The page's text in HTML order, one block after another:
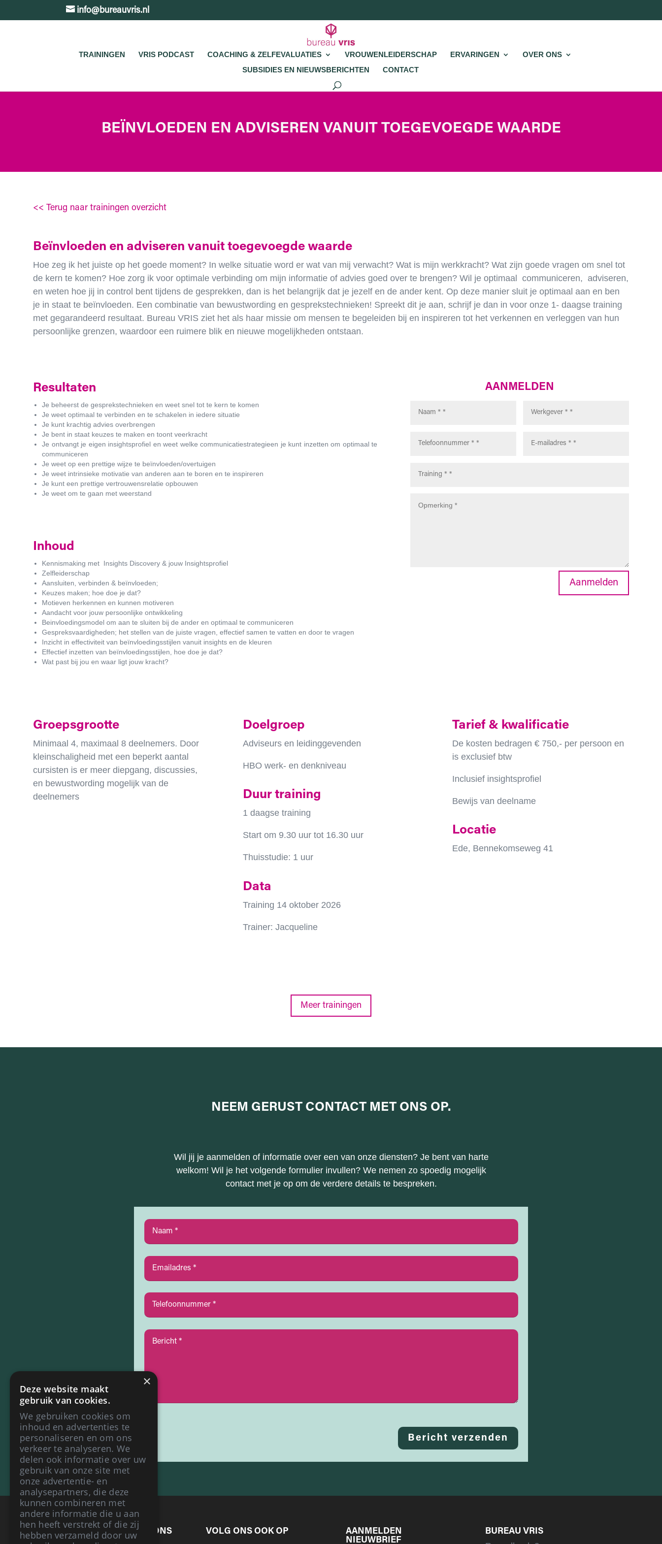
info@bureauvris.nl
TRAININGEN VRIS PODCAST COACHING & ZELFEVALUATIES VROUWENLEIDERSCHAP ERVARINGEN
OVER ONS
SUBSIDIES EN NIEUWSBERICHTEN
CONTACT
BEÏNVLOEDEN EN ADVISEREN VANUIT TOEGEVOEGDE WAARDE
<< Terug naar trainingen overzicht
Beïnvloeden en adviseren vanuit toegevoegde waarde
Hoe zeg ik het juiste op het goede moment? In welke situatie word er wat van mij verwacht? Wat is mijn werkkracht? Wat zijn goede vragen om snel tot
de kern te komen? Hoe zorg ik voor optimale verbinding om mijn informatie of advies goed over te brengen? Wil je optimaal communiceren, adviseren,
en weten hoe jij in control bent tijdens de gesprekken, dan is het belangrijk dat je jezelf en de ander kent. Op deze manier sluit je optimaal aan en ben
je in staat te beïnvloeden. Een combinatie van bewustwording en gesprekstechnieken! Spreekt dit je aan, schrijf je dan in voor onze 1- daagse training
met gegarandeerd resultaat. Bureau VRIS ziet het als haar missie om mensen te begeleiden bij en inspireren tot het verkennen en verleggen van hun
persoonlijke grenzen, waardoor een ruimere blik en nieuwe mogelijkheden ontstaan.
Resultaten
Je beheerst de gesprekstechnieken en weet snel tot te kern te komen
Je weet optimaal te verbinden en te schakelen in iedere situatie
Je kunt krachtig advies overbrengen
Je bent in staat keuzes te maken en toont veerkracht
Je ontvangt je eigen insightsprofiel en weet welke communicatiestrategieen je kunt inzetten om optimaal te
communiceren
Je weet op een prettige wijze te beïnvloeden/overtuigen
Je weet intrinsieke motivatie van anderen aan te boren en te inspireren
Je kunt een prettige vertrouwensrelatie opbouwen
Je weet om te gaan met weerstand
Inhoud
Kennismaking met Insights Discovery & jouw Insightsprofiel
Zelfleiderschap
Aansluiten, verbinden & beïnvloeden;
Keuzes maken; hoe doe je dat?
Motieven herkennen en kunnen motiveren
Aandacht voor jouw persoonlijke ontwikkeling
Beinvloedingsmodel om aan te sluiten bij de ander en optimaal te communiceren
Gespreksvaardigheden; het stellen van de juiste vragen, effectief samen te vatten en door te vragen
Inzicht in effectiviteit van beïnvloedingsstijlen vanuit insights en de kleuren
Effectief inzetten van beïnvloedingsstijlen, hoe doe je dat?
Wat past bij jou en waar ligt jouw kracht?
AANMELDEN
Aanmelden
Groepsgrootte
Minimaal 4, maximaal 8 deelnemers. Door
kleinschaligheid met een beperkt aantal
cursisten is er meer diepgang, discussies,
en bewustwording mogelijk van de
deelnemers
Doelgroep
Adviseurs en leidinggevenden
HBO werk- en denkniveau
Duur training
1 daagse training
Start om 9.30 uur tot 16.30 uur
Thuisstudie: 1 uur
Data
Training 14 oktober 2026
Trainer: Jacqueline
Tarief & kwalificatie
De kosten bedragen € 750,- per persoon en
is exclusief btw
Inclusief insightsprofiel
Bewijs van deelname
Locatie
Ede, Bennekomseweg 41
Meer trainingen
NEEM GERUST CONTACT MET ONS OP.
Wil jij je aanmelden of informatie over een van onze diensten? Je bent van harte
welkom! Wil je het volgende formulier invullen? We nemen zo spoedig mogelijk
contact met je op om de verdere details te bespreken.
Bericht verzenden
WAAROM KLANTEN ONS
KIEZEN
VOLG ONS OOK OP
AANMELDEN
NIEUWBRIEF
BUREAU VRIS
×
Deze website maakt
gebruik van cookies.
We gebruiken cookies om
inhoud en advertenties te
personaliseren en om ons
verkeer te analyseren. We
delen ook informatie over uw
gebruik van onze site met
onze advertentie- en
analysepartners, die deze
kunnen combineren met
andere informatie die u aan
hen heeft verstrekt of die zij
hebben verzameld door uw